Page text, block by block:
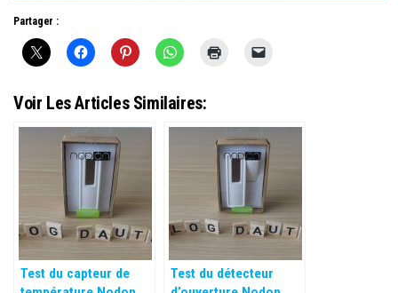
Partager :
Voir Les Articles Similaires:
Test du capteur de
Test du détecteur